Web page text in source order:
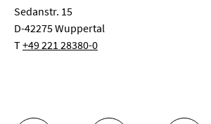
Sedanstr. 15
D-42275 Wuppertal
T+49 221 28380-0